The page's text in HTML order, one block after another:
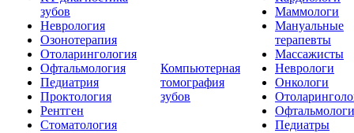
зубов
Неврология
Озонотерапия
Отоларингология
Офтальмология
Педиатрия
Проктология
Рентген
Стоматология
Компьютерная
томография
зубов
Маммологи
Мануальные
терапевты
Массажисты
Неврологи
Онкологи
Офтальмологи
Педиатры